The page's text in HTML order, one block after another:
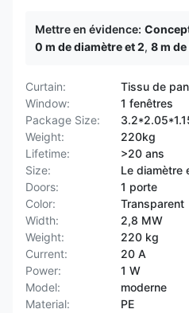
Mettre en évidence:
0 m de diamètre et 2, 8 m
Curtain:
Tissu de
Window:
1 fenêtres
Package Size:
Weight:
220kg
Lifetime:
>20 ans
Size:
Le diamètre
Doors:
1 porte
Color:
Transparent
Width:
2,8 MW
Weight:
220 kg
Current:
20 A
Power:
1 W
Model:
moderne
Material:
PE